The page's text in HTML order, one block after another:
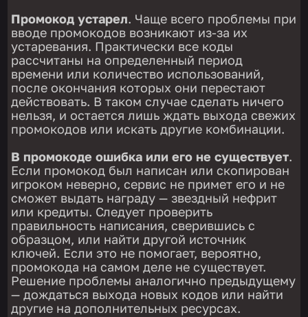
Промокод устарел. Чаще всего проблемы при
вводе промокодов возникают из-за их
устаревания. Практически все коды
рассчитаны на определенный период
времени или количество использований,
после окончания которых они перестают
действовать. В таком случае сделать ничего
нельзя, и остается лишь ждать выхода свежих
промокодов или искать другие комбинации.
В промокоде ошибка или его не существует.
Если промокод был написан или скопирован
игроком неверно, сервис не примет его и не
сможет выдать награду — звездный нефрит
или кредиты. Следует проверить
правильность написания, сверившись с
образцом, или найти другой источник
ключей. Если это не помогает, вероятно,
промокода на самом деле не существует.
Решение проблемы аналогично предыдущему
— дождаться выхода новых кодов или найти
другие на дополнительных ресурсах.